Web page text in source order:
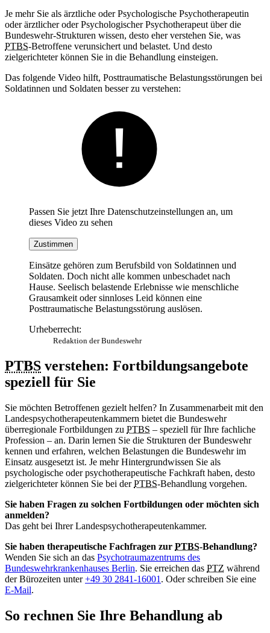
Je mehr Sie als ärztliche oder Psychologische Psychotherapeutin
oder ärztlicher oder Psychologischer Psychotherapeut über die
Bundeswehr-Strukturen wissen, desto eher verstehen Sie, was
PTBS-Betroffene verunsichert und belastet. Und desto
zielgerichteter können Sie in die Behandlung einsteigen.
Das folgende Video hilft, Posttraumatische Belastungsstörungen bei
Soldatinnen und Soldaten besser zu verstehen:
Passen Sie jetzt Ihre Datenschutzeinstellungen an, um
dieses Video zu sehen
Zustimmen
Einsätze gehören zum Berufsbild von Soldatinnen und
Soldaten. Doch nicht alle kommen unbeschadet nach
Hause. Seelisch belastende Erlebnisse wie menschliche
Grausamkeit oder sinnloses Leid können eine
Posttraumatische Belastungsstörung auslösen.
Urheberrecht:
Redaktion der Bundeswehr
PTBS verstehen: Fortbildungsangebote
speziell für Sie
Sie möchten Betroffenen gezielt helfen? In Zusammenarbeit mit den
Landespsychotherapeutenkammern bietet die Bundeswehr
überregionale Fortbildungen zu PTBS – speziell für Ihre fachliche
Profession – an. Darin lernen Sie die Strukturen der Bundeswehr
kennen und erfahren, welchen Belastungen die Bundeswehr im
Einsatz ausgesetzt ist. Je mehr Hintergrundwissen Sie als
psychologische oder psychotherapeutische Fachkraft haben, desto
zielgerichteter können Sie bei derPTBS-Behandlung vorgehen.
Sie haben Fragen zu solchen Fortbildungen oder möchten sich
anmelden?
Das geht bei Ihrer Landespsychotherapeutenkammer.
Sie haben therapeutische Fachfragen zur PTBS-Behandlung?
Wenden Sie sich an das Psychotraumazentrums des
Bundeswehrkrankenhauses Berlin. Sie erreichen das PTZ während
der Bürozeiten unter+49 30 2841-16001 . Oder schreiben Sie eine
E-Mail.
So rechnen Sie Ihre Behandlung ab